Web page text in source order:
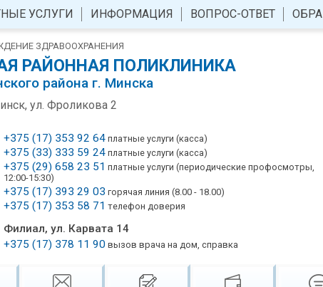
УСЛУГИ ИНФОРМАЦИЯ ВОПРОС-ОТВЕТ
ЗДРАВООХРАНЕНИЯ
РАЙОННАЯ ПОЛИКЛИНИКА
района г. Минска
ул. Фроликова 2
+375 (17) 353 92 64платные услуги (касса)
+375 (33) 333 59 24платные услуги (касса)
+375 (29) 658 23 51 платные услуги (периодические профосмотры,
12:00-15:30)
+375 (17) 393 29 03 горячая линия (8.00 - 18.00)
+375 (17) 353 58 71 телефон доверия
Филиал, ул. Карвата 14
+375 (17) 378 11 90вызов врача на дом, справка